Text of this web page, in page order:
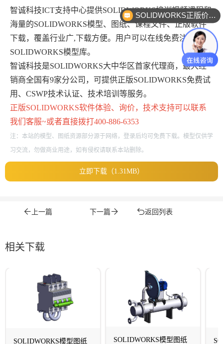
智诚科技ICT支持中心提供SOLIDWORKS培训视频课程和
海量的SOLIDWORKS模型、图纸、课程文件、正版软件
下载，覆盖行业广,下载方便。用户可以在线免费注册下载
SOLIDWORKS模型库。
智诚科技是SOLIDWORKS大中华区首家代理商，最大经
销商全国有9家分公司，可提供正版SOLIDWORKS免费试
用、CSWP技术认证、技术培训等服务。
正版SOLIDWORKS软件体验、询价，技术支持可以联系
我们客服~或者直接拨打400-886-6353
注：本站的模型、图纸资源部分源于网络，登录后均可免费下载。模型仅供学
习交流，勿做商业用途，如有侵权请联系本站删除。
立即下载（1.31MB）
上一篇 下一篇 返回列表
相关下载
SOLIDWORKS模型图纸 SOLIDWORKS模型图纸
SOLIDWORKS正版价格？